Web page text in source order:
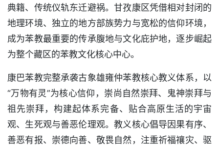
典籍、传统仪轨东迁避祸。甘孜康区凭借相对封闭的
地理环境、独立的地方部族势力与宽松的信仰环境，
成为苯教最重要的传承腹地与文化庇护地，逐步崛起
为整个藏区的苯教文化核心中心。
康巴苯教完整承袭古象雄雍仲苯教核心教义体系，以
“万物有灵”为核心信仰，崇尚自然崇拜、鬼神崇拜与
祖先崇拜，构建起体系完备、贴合高原生活的宇宙
观、生死观与善恶伦理观。教义核心倡导因果有序、
善恶有报、崇德向善、敬畏自然，注重祈福禳灾、驱